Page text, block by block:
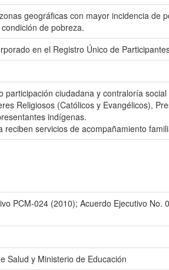
geográficas con mayor incidencia
de pobreza.
en el Registro Único de
ciudadana y contraloría
Religiosos (Católicos y Evangélicos),
indígenas.
servicios de acompañamiento
PCM-024 (2010); Acuerdo Ejecutivo
Salud y Ministerio de Educación